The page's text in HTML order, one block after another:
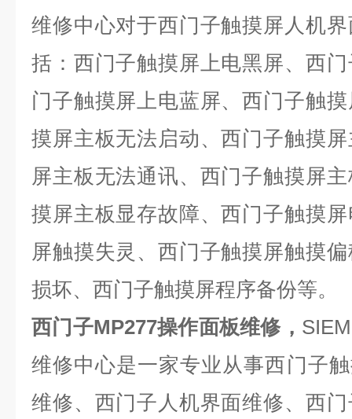
维修中心对于西门子触摸屏人机
括：西门子触摸屏上电黑屏、西
门子触摸屏上电蓝屏、西门子触
摸屏主板无法启动、西门子触摸
屏主板无法通讯、西门子触摸屏
摸屏主板显存故障、西门子触摸
屏触摸失灵、西门子触摸屏触摸
损坏、西门子触摸屏程序备份等。
西门子MP277操作面板维修，
维修中心是一家专业从事西门子
维修、西门子人机界面维修、西